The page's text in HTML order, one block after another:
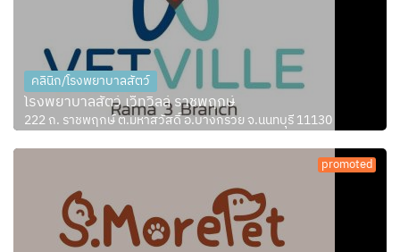
คลินิก/โรงพยาบาลสัตว์
โรงพยาบาลสัตว์ เว็ทวิลล์ ราชพฤกษ์
222 ถ. ราชพฤกษ์ ต.มหาสวัสดิ์ อ.บางกรวย จ.นนทบุรี 11130
promoted